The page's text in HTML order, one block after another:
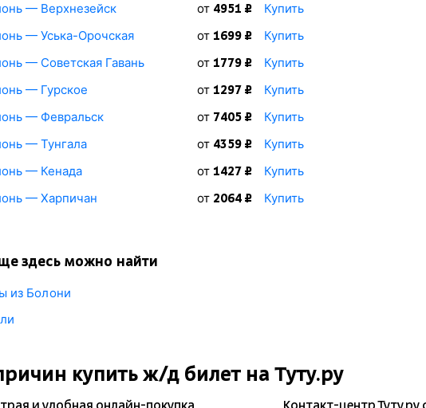
— Верхнезейск
от 4951 ₽
Купить
— Уська-Орочская
от 1699 ₽
Купить
— Советская Гавань
от 1779 ₽
Купить
— Гурское
от 1297 ₽
Купить
— Февральск
от 7405 ₽
Купить
— Тунгала
от 4359 ₽
Купить
— Кенада
от 1427 ₽
Купить
— Харпичан
от 2064 ₽ Купить
здесь можно найти
из Болони
купитьж/д билет на Туту.ру